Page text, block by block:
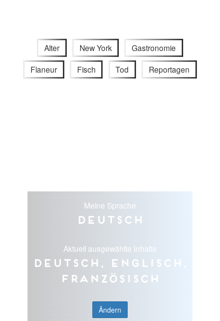
Alter New York Gastronomie
Flaneur Fisch Tod Reportagen
Meine Sprache
Deutsch
Aktuell ausgewählte Inhalte
Deutsch, Englisch,
Französisch
Ändern